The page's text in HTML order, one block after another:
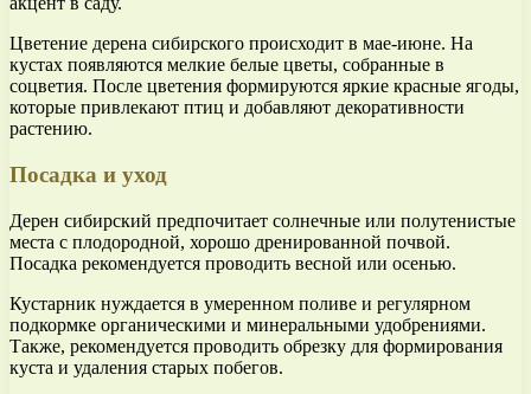
Цветение дерена сибирского происходит в мае-июне. На
кустах появляются мелкие белые цветы, собранные в
соцветия. После цветения формируются яркие красные ягоды,
которые привлекают птиц и добавляют декоративности
растению.
Посадка и уход
Дерен сибирский предпочитает солнечные или полутенистые
места с плодородной, хорошо дренированной почвой.
Посадка рекомендуется проводить весной или осенью.
Кустарник нуждается в умеренном поливе и регулярном
подкормке органическими и минеральными удобрениями.
Также, рекомендуется проводить обрезку для формирования
куста и удаления старых побегов.